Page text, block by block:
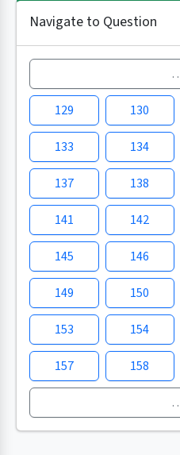
Navigate to Question
129 130
133 134
137 138
141 142
145 146
149 150
153 154
157 158